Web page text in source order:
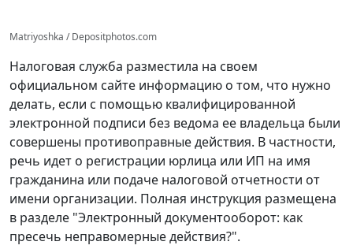
Matriyoshka / Depositphotos.com
Налоговая служба разместила на своем
официальном сайте информацию о том, что нужно
делать, если с помощью квалифицированной
электронной подписи без ведома ее владельца были
совершены противоправные действия. В частности,
речь идет о регистрации юрлица или ИП на имя
гражданина или подаче налоговой отчетности от
имени организации. Полная инструкция размещена
в разделе "Электронный документооборот: как
пресечь неправомерные действия?".